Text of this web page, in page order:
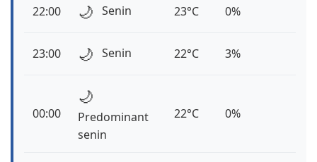
22:00 🌙 Senin 23°C 0%
23:00 🌙 Senin 22°C 3%
00:00
🌙
Predominant
senin
22°C 0%